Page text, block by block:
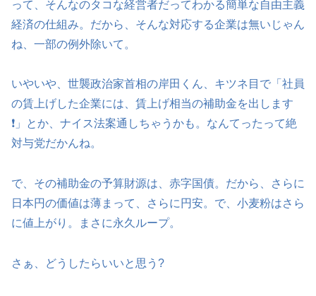
って、そんなのタコな経営者だってわかる簡単な自由主義
経済の仕組み。だから、そんな対応する企業は無いじゃん
ね、一部の例外除いて。
いやいや、世襲政治家首相の岸田くん、キツネ目で「社員
の賃上げした企業には、賃上げ相当の補助金を出します
❗」とか、ナイス法案通しちゃうかも。なんてったって絶
対与党だかんね。
で、その補助金の予算財源は、赤字国債。だから、さらに
日本円の価値は薄まって、さらに円安。で、小麦粉はさら
に値上がり。まさに永久ループ。
さぁ、どうしたらいいと思う?